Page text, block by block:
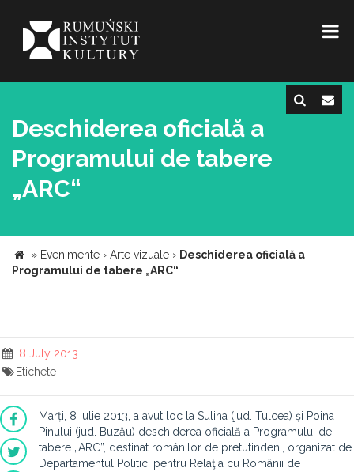
Deschiderea oficială a
Programului de tabere
„ARC“
» Evenimente › Arte vizuale › Deschiderea oficială a
Programului de tabere „ARC“
8 July 2013
Etichete
Marți, 8 iulie 2013, a avut loc la Sulina (jud. Tulcea) și Poina
Pinului (jud. Buzău) deschiderea oficială a Programului de
tabere „ARC”, destinat românilor de pretutindeni, organizat de
Departamentul Politici pentru Relaţia cu Românii de